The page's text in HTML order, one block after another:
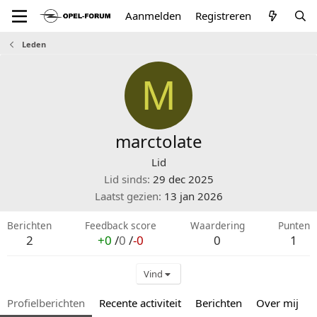
Aanmelden Registreren
Leden
M
marctolate
Lid
Lid sinds 29 dec 2025
Laatst gezien 13 jan 2026
Berichten
2
Feedback score
+0 /0 /-0
Waardering
0
Punten
1
Vind
Profielberichten Recente activiteit Berichten Over mij